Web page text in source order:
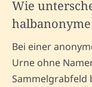
Wie
Bei einer
Urne ohne
Sammelgrabfeld